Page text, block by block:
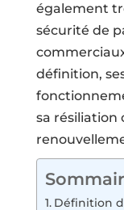
également
sécurité de
définition,
sa résiliation
Définition